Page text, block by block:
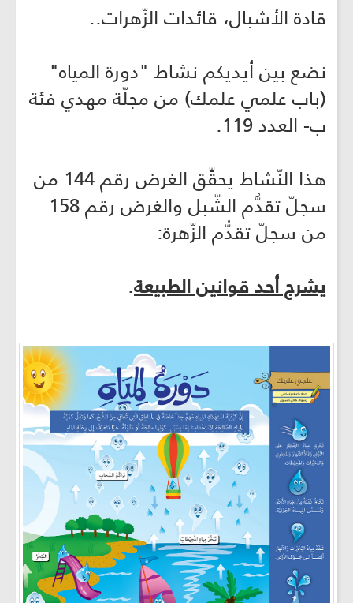
قادة الأشبال، قائدات الزّهرات..
نضع بين أيديكم نشاط "دورة المياه"
(باب علمي علمك) من مجلّة مهدي فئة
ب- العدد 119.
هذا النّشاط يحقِّق الغرض رقم 144 من
سجلّ تقدُّم الشّبل والغرض رقم 158
من سجلّ تقدُّم الزّهرة:
يشرح أحد قوانين الطبيعة.